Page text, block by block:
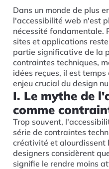
Dans un monde de plus
l'accessibilité web n'est
nécessité fondamentale.
sites et applications
partie significative de la
contraintes techniques,
idées reçues, il est
enjeu crucial du design
I. Le mythe de
comme
Trop souvent,
série de contraintes
créativité et alourdissent
designers considèrent
signifie le rendre moins